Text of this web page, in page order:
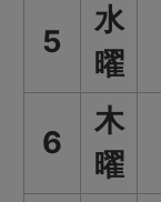
5
水
曜
6
木
曜